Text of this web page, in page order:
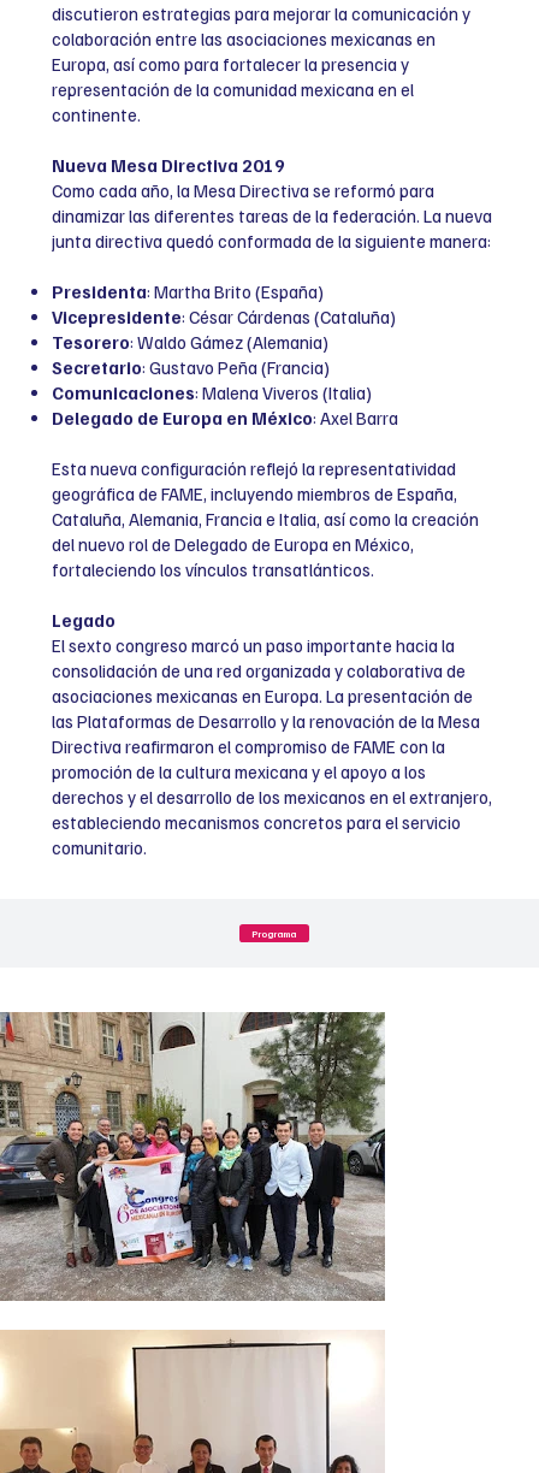
discutieron estrategias para mejorar la comunicación y
colaboración entre las asociaciones mexicanas en
Europa, así como para fortalecer la presencia y
representación de la comunidad mexicana en el
continente.
Nueva Mesa Directiva 2019
Como cada año, la Mesa Directiva se reformó para
dinamizar las diferentes tareas de la federación. La nueva
junta directiva quedó conformada de la siguiente manera:
Presidenta: Martha Brito (España)
Vicepresidente: César Cárdenas (Cataluña)
Tesorero: Waldo Gámez (Alemania)
Secretario: Gustavo Peña (Francia)
Comunicaciones: Malena Viveros (Italia)
Delegado de Europa en México: Axel Barra
Esta nueva configuración reflejó la representatividad
geográfica de FAME, incluyendo miembros de España,
Cataluña, Alemania, Francia e Italia, así como la creación
del nuevo rol de Delegado de Europa en México,
fortaleciendo los vínculos transatlánticos.
Legado
El sexto congreso marcó un paso importante hacia la
consolidación de una red organizada y colaborativa de
asociaciones mexicanas en Europa. La presentación de
las Plataformas de Desarrollo y la renovación de la Mesa
Directiva reafirmaron el compromiso de FAME con la
promoción de la cultura mexicana y el apoyo a los
derechos y el desarrollo de los mexicanos en el extranjero,
estableciendo mecanismos concretos para el servicio
comunitario.
Programa